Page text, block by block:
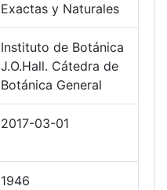
Exactas y Naturales
Instituto de Botánica
J.O.Hall. Cátedra de
Botánica General
2017-03-01
1946